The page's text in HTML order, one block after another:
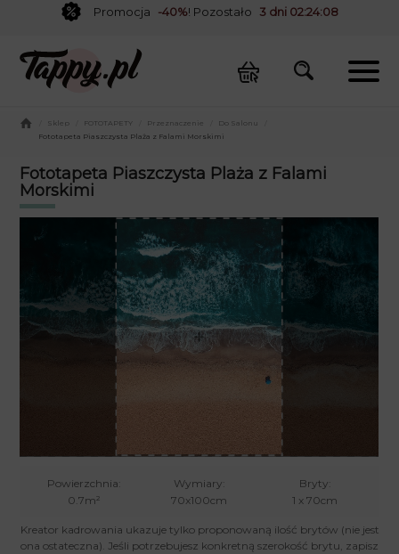
Promocja -40%! Pozostało 3 dni 02:24:08
Sklep FOTOTAPETY Przeznaczenie Do Salonu
Fototapeta Piaszczysta Plaża z Falami Morskimi
Fototapeta Piaszczysta Plaża z Falami
Morskimi
Powierzchnia:
0.7m²
Wymiary:
70x100cm
Bryty:
1 x 70cm
Kreator kadrowania ukazuje tylko proponowaną ilość brytów (nie jest
ona ostateczna). Jeśli potrzebujesz konkretną szerokość brytu, zapisz